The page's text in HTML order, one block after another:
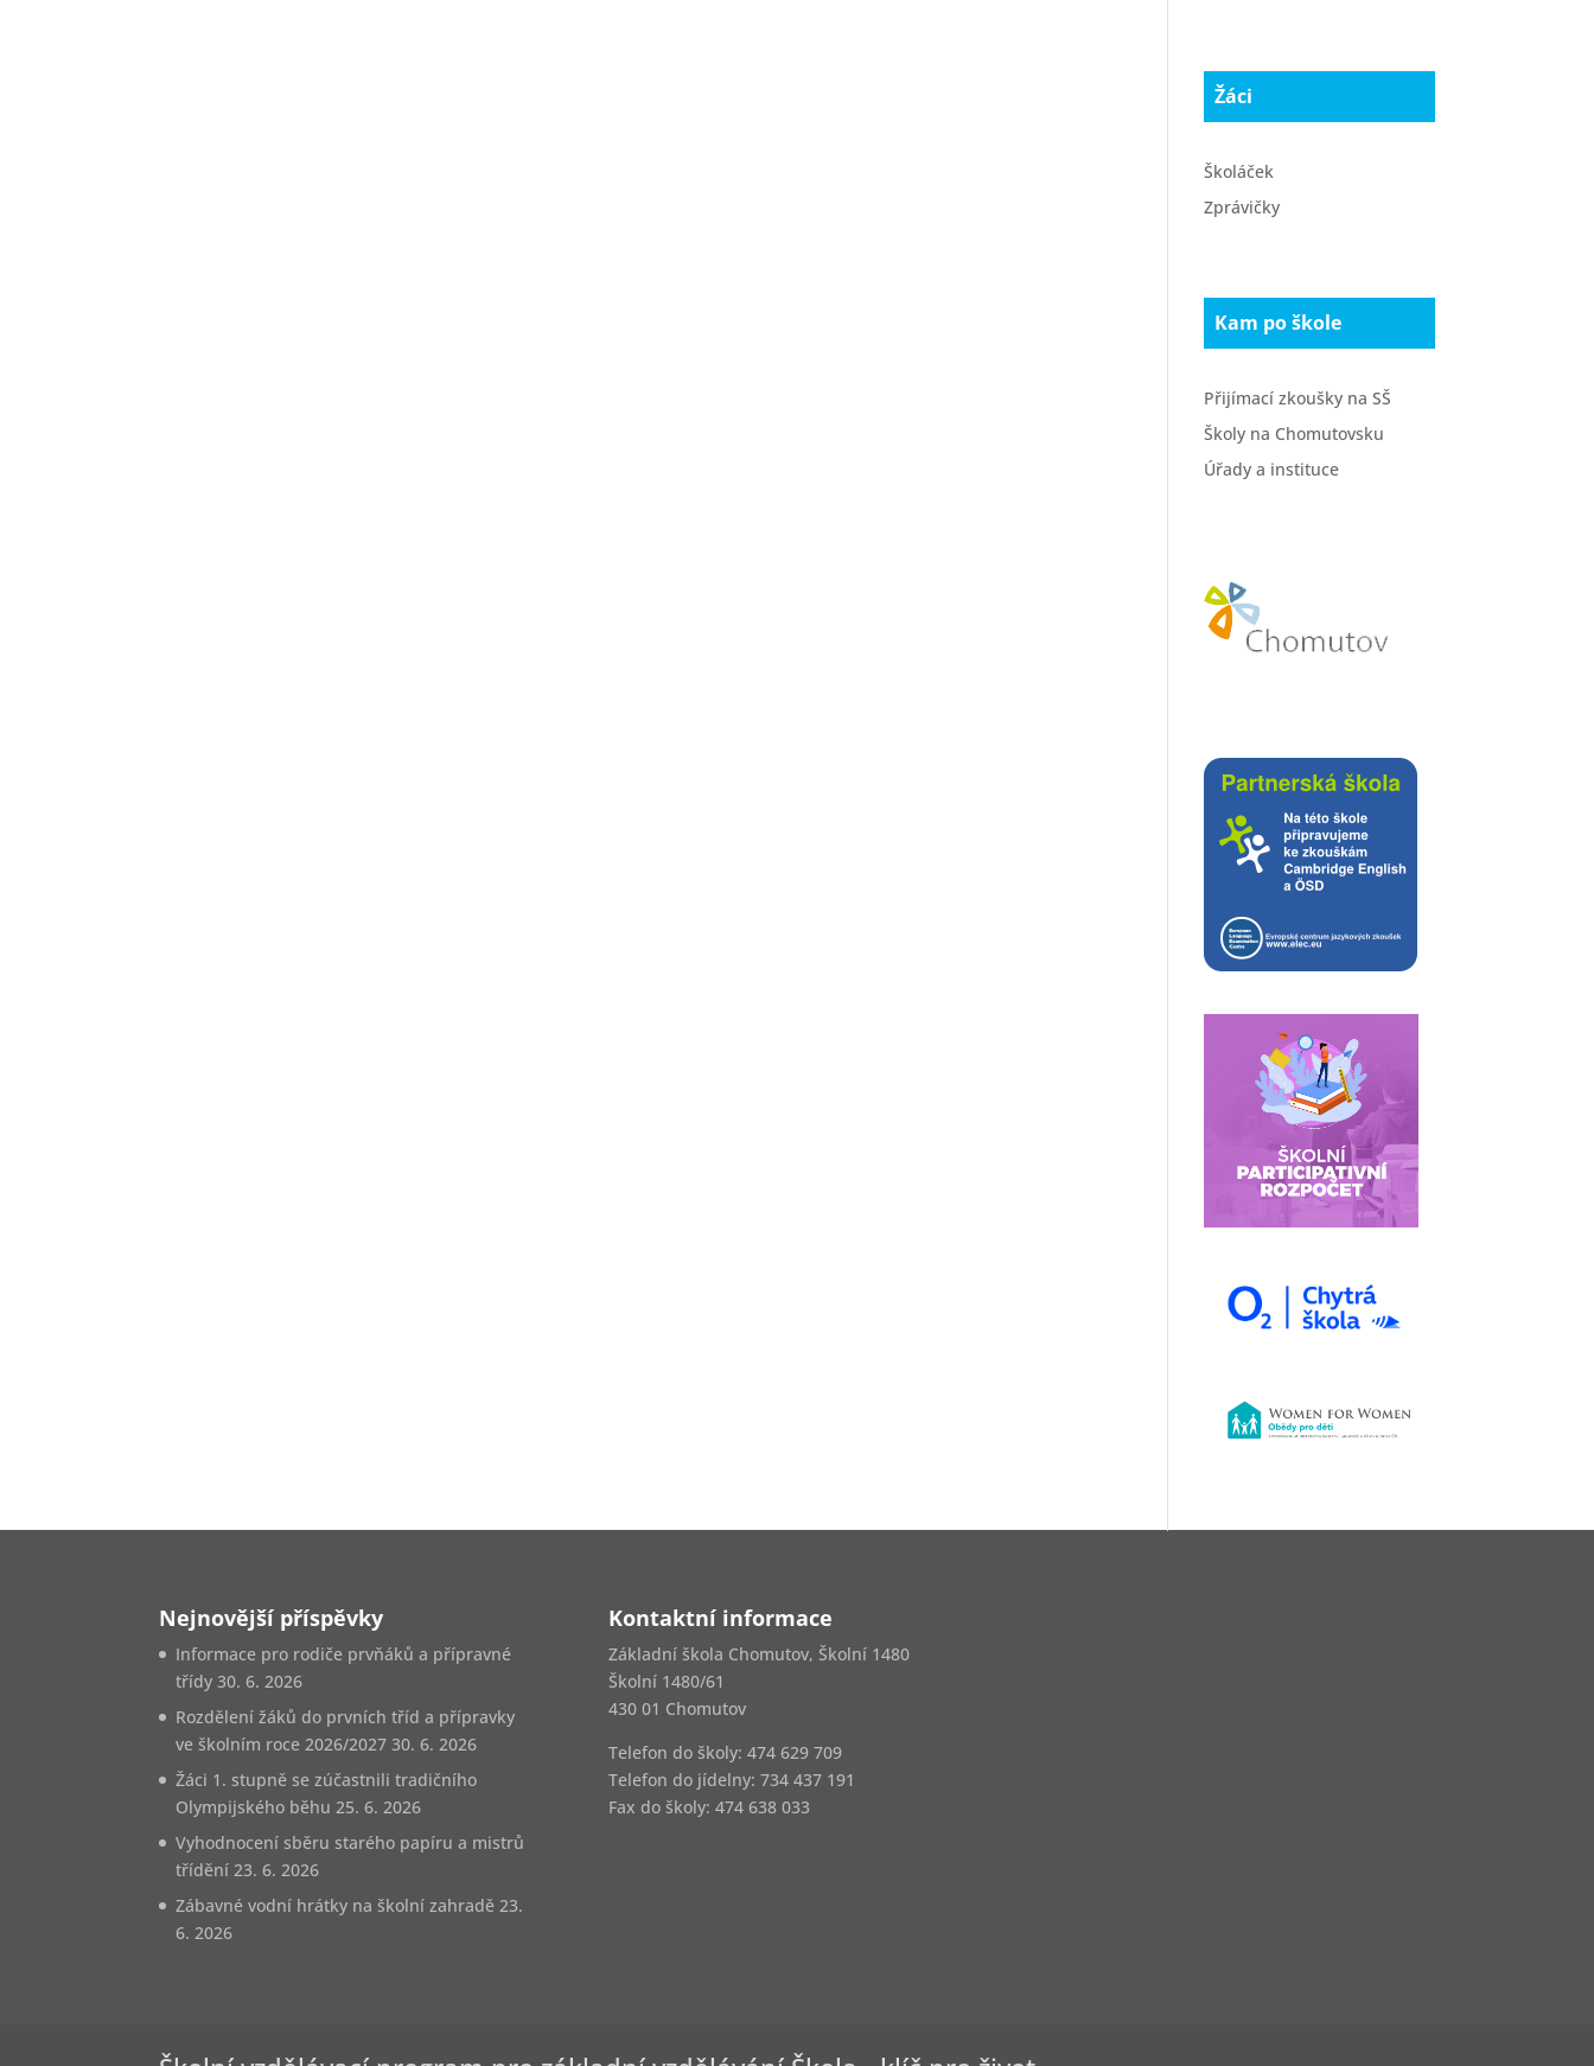
Žáci
Školáček
Zprávičky
Kam po škole
Přijímací zkoušky na SŠ
Školy na Chomutovsku
Úřady a instituce
Nejnovější příspěvky
Informace pro rodiče prvňáků a přípravné
třídy 30. 6. 2026
Rozdělení žáků do prvních tříd a přípravky
ve školním roce 2026/2027 30. 6. 2026
Žáci 1. stupně se zúčastnili tradičního
Olympijského běhu 25. 6. 2026
Vyhodnocení sběru starého papíru a mistrů
třídění 23. 6. 2026
Zábavné vodní hrátky na školní zahradě 23.
6. 2026
Kontaktní informace
Základní škola Chomutov, Školní 1480
Školní 1480/61
430 01 Chomutov
Telefon do školy: 474 629 709
Telefon do jídelny: 734 437 191
Fax do školy: 474 638 033